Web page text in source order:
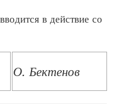
в действие со
О. Бектенов